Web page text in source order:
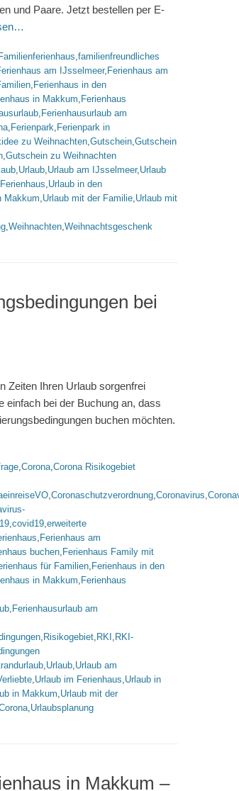
und Paare. Jetzt bestellen per E-
Familienferienhaus,familienfreundliches
am IJsselmeer, Ferienhaus am
, Ferienhaus in den
in Makkum, Ferienhaus
, Ferienhausurlaub am
, Ferienpark, Ferienpark in
zu Weihnachten,Gutschein,Gutschein
,Gutschein zu Weihnachten
,Urlaub,Urlaub am IJsselmeer,Urlaub
,Urlaub in den
Makkum,Urlaub mit der Familie,Urlaub mit
,Weihnachten,Weihnachtsgeschenk
bei
Zeiten Ihren Urlaub sorgenfrei
einfach bei der Buchung an, dass
buchen möchten.
,Corona,Corona Risikogebiet
,Coronaschutzverordnung,Coronavirus,
,covid19,erweiterte
, Ferienhaus am
buchen, Ferienhaus Family mit
für Familien, Ferienhaus in den
in Makkum, Ferienhaus
, Ferienhausurlaub am
, Risikogebiet, RKI , RKI-
,Urlaub,Urlaub am
,Urlaub im Ferienhaus,Urlaub in
in Makkum,Urlaub mit der
,Urlaubsplanung
in Makkum –